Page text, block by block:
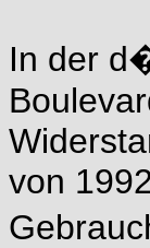
In der
von